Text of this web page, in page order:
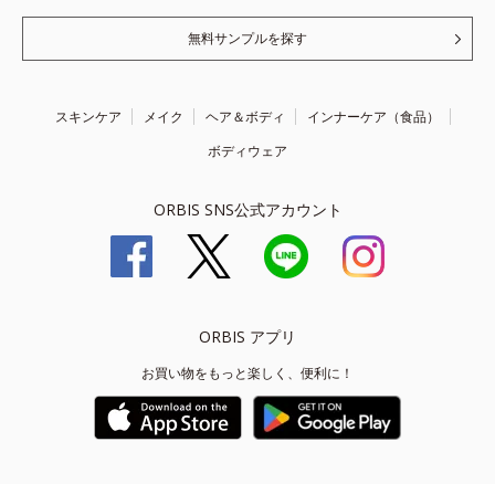
無料サンプルを探す
スキンケア メイク ヘア＆ボディ
インナーケア（食品）
ボディウェア
ORBIS SNS公式アカウント
ORBIS アプリ
お買い物をもっと楽しく、便利に！